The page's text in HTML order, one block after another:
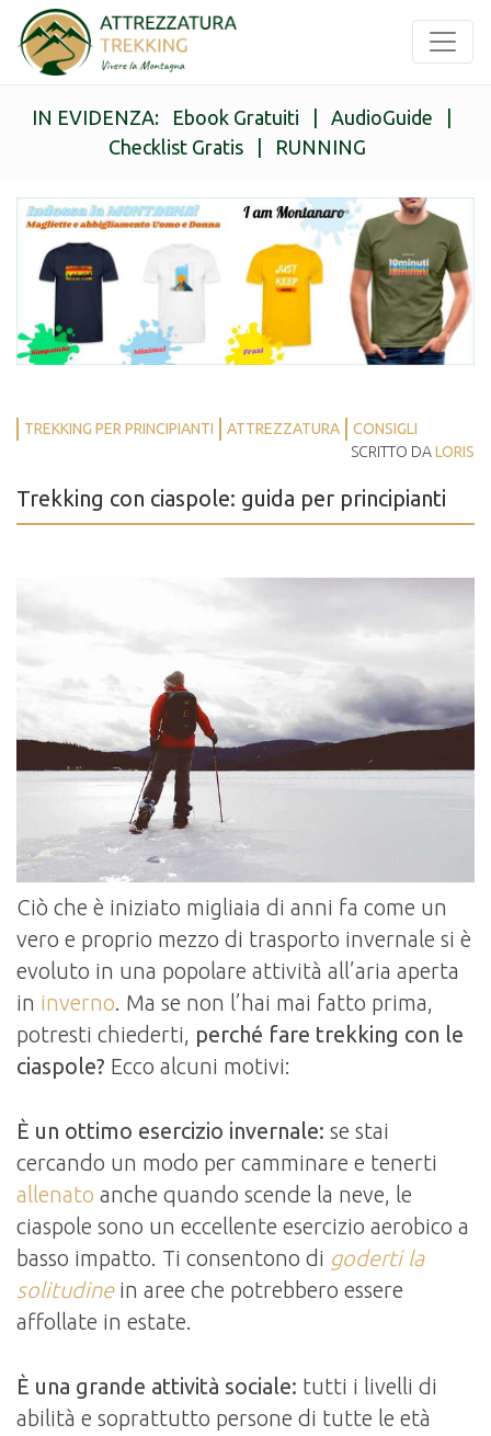
IN EVIDENZA: Ebook Gratuiti AudioGuide
Checklist Gratis| RUNNING
TREKKING PER PRINCIPIANTI ATTREZZATURA
CONSIGLI
SCRITTO DALORIS
Trekking con ciaspole: guida per principianti
Ciò che è iniziato migliaia di anni fa come un
vero e proprio mezzo di trasporto invernale si è
evoluto in una popolare attività all’aria aperta
in inverno. Ma se non l’hai mai fatto prima,
potresti chiederti, perché fare trekking con le
ciaspole? Ecco alcuni motivi:
È un ottimo esercizio invernale: se stai
cercando un modo per camminare e tenerti
allenato anche quando scende la neve, le
ciaspole sono un eccellente esercizio aerobico a
basso impatto. Ti consentono di goderti la
solitudinein aree che potrebbero essere
affollate in estate.
È una grande attività sociale: tutti i livelli di
abilità e soprattutto persone di tutte le età